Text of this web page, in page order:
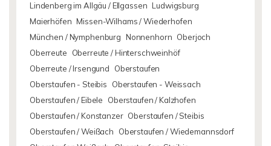
Lindenberg im Allgäu / Ellgassen Ludwigsburg
Maierhöfen Missen-Wilhams / Wiederhofen
München / Nymphenburg Nonnenhorn Oberjoch
Oberreute
Oberreute / Hinterschweinhöf
Oberreute / Irsengund
Oberstaufen
Oberstaufen - Steibis
Oberstaufen - Weissach
Oberstaufen / Eibele
Oberstaufen / Kalzhofen
Oberstaufen / Konstanzer Oberstaufen / Steibis
Oberstaufen / Weißach
Oberstaufen / Wiedemannsdorf